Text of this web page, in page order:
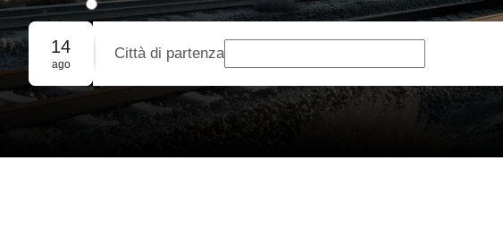
Andata e ritorno
Prenotazione di gruppo
14
ago
Città di partenza